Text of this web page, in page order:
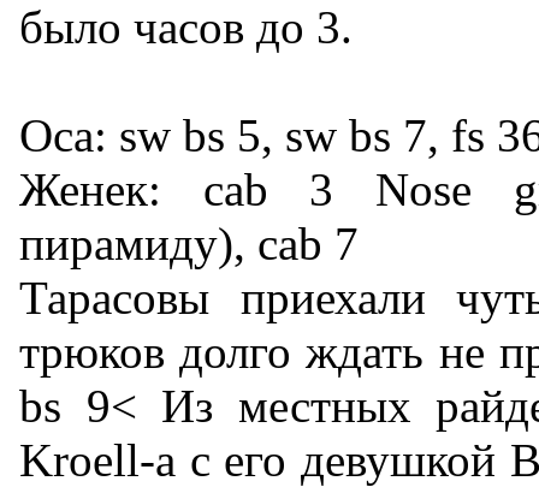
было часов до 3.
Оса: sw bs 5, sw bs 7, fs
Женек: cab 3 Nose
пирамиду), cab 7
Тарасовы приехали
трюков долго ждать не
bs 9< Из местных
Kroell-а с его девушкой